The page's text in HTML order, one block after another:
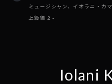
ミュージシャン、イオラニ・カ
上級編 2 -
Iolani